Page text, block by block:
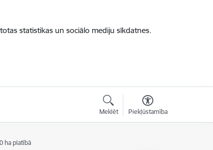
statistikas un sociālo mediju sīkdatnes.
Meklēt Piekļūstamība
ha platībā